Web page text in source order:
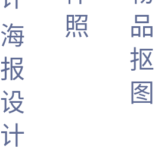
海
报
设
计
照
品
抠
图